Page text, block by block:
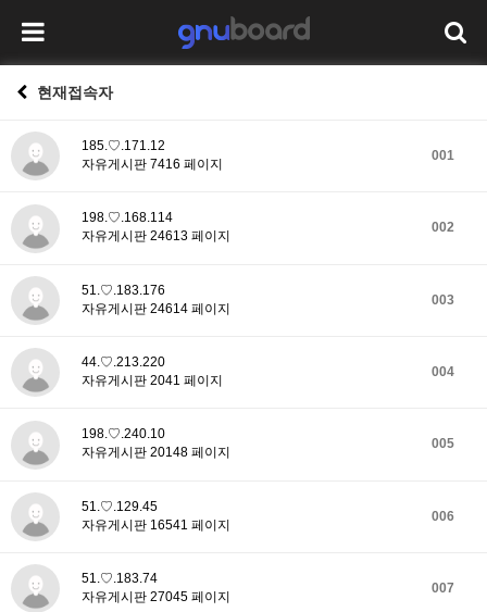
현재접속자
001
185.♡.171.12
자유게시판 7416 페이지
002
198.♡.168.114
자유게시판 24613 페이지
003
51.♡.183.176
자유게시판 24614 페이지
004
44.♡.213.220
자유게시판 2041 페이지
005
198.♡.240.10
자유게시판 20148 페이지
006
51.♡.129.45
자유게시판 16541 페이지
007
51.♡.183.74
자유게시판 27045 페이지